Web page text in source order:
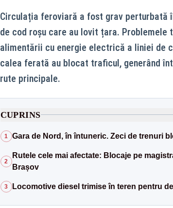
Circulația feroviară a fost grav perturbată
de cod roșu care au lovit țara. Problemele
alimentării cu energie electrică a liniei de
calea ferată au blocat traficul, generând
rute principale.
CUPRINS
1 Gara de Nord, în întuneric. Zeci de trenuri
2
Rutele cele mai afectate: Blocaje pe
Brașov
3 Locomotive diesel trimise în teren pentru